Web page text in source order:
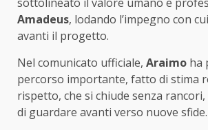
Amadeus, lodando l’impegno con
avanti il progetto.
Nel comunicato ufficiale, Araimo ha
percorso importante, fatto di stima
rispetto, che si chiude senza rancori,
di guardare avanti verso nuove sfide.